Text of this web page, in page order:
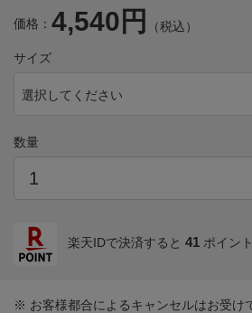
価格： 4,540円 （税込）
サイズ
選択してください
数量
楽天IDで決済すると 41 ポイン
※ お客様都合によるキャンセルはお受け